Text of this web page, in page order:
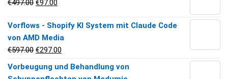
€497.00 Ursprünglicher Preis war: €497.00
€97.00
Vorflows - Shopify KI System mit Claude Code
von AMD Media
€597.00 Ursprünglicher Preis war: €597.00
€297.00
Vorbeugung und Behandlung von